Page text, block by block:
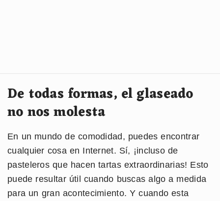
De todas formas, el glaseado
no nos molesta
En un mundo de comodidad, puedes encontrar
cualquier cosa en Internet. Sí, ¡incluso de
pasteleros que hacen tartas extraordinarias! Esto
puede resultar útil cuando buscas algo a medida
para un gran acontecimiento. Y cuando esta